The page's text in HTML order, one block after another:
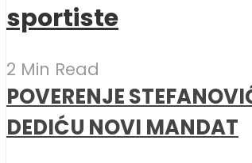
sportiste
2 Min Read
POVERENJE
DEDIĆU NOVI MANDAT